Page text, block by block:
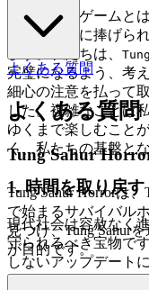
私たちは、ゲームと
粋な楽しみに捧げら
ます。私たちは、
完璧になるよう、考
細心の注意を払って
した。複雑なことは
ゆくまで楽しむこと
く、私たちの基盤と
1. 時間を取り戻
現代社会は容赦なく
守られるべき宝物で
しないアップデート
解しています。私た
よくある質問
よくある質問
Tung Sahur
Tung Sahur Horrorは
で始まるサバイバル
見つけ、Tung Sahur
が目的です。